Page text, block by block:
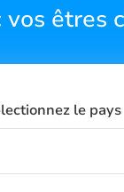
êtres
le pays